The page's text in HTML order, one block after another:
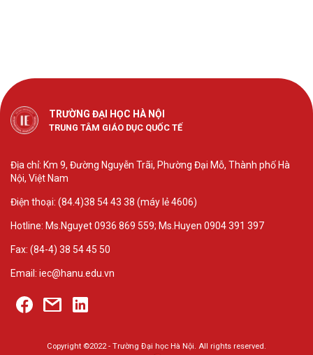
TRƯỜNG ĐẠI HỌC HÀ NỘI
TRUNG TÂM GIÁO DỤC QUỐC TẾ
Địa chỉ: Km 9, Đường Nguyễn Trãi, Phường Đại Mỗ, Thành phố Hà
Nội, Việt Nam
Điện thoại: (84.4)38 54 43 38 (máy lẻ 4606)
Hotline: Ms.Nguyet 0936 869 559; Ms.Huyen 0904 391 397
Fax: (84-4) 38 54 45 50
Email: iec@hanu.edu.vn
Copyright ©2022 - Trường Đại học Hà Nội. All rights reserved.